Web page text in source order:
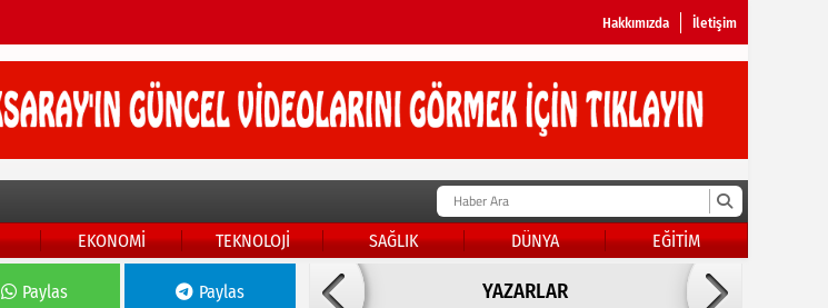
Hakkımızda İletişim
EKONOMİ TEKNOLOJİ SAĞLIK DÜNYA EĞİTİM
Paylas Paylas YAZARLAR
KADER DİYEMEZSİN SEN KENDİN ETTİN